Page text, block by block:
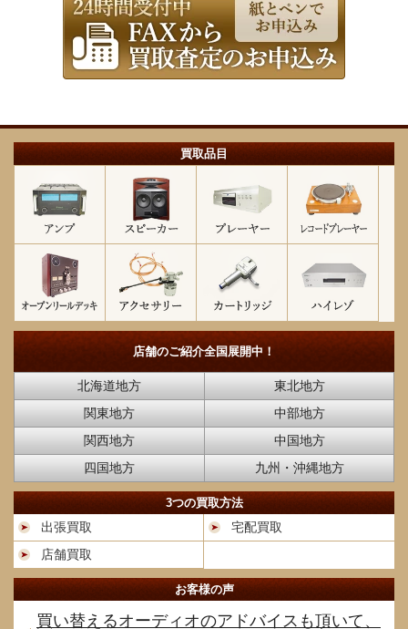
買取品目
店舗のご紹介全国展開中！
北海道地方
東北地方
関東地方
中部地方
関西地方
中国地方
四国地方
九州・沖縄地方
3つの買取方法
出張買取
宅配買取
店舗買取
お客様の声
買い替えるオーディオのアドバイスも頂いて、